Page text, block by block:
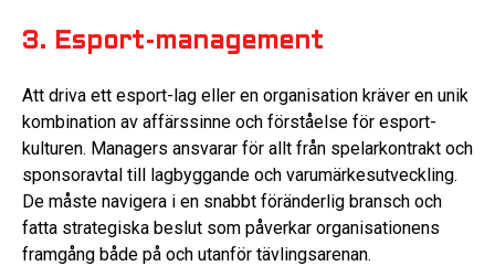
3. Esport-management
Att driva ett esport-lag eller en organisation kräver en unik
kombination av affärssinne och förståelse för esport-
kulturen. Managers ansvarar för allt från spelarkontrakt och
sponsoravtal till lagbyggande och varumärkesutveckling.
De måste navigera i en snabbt föränderlig bransch och
fatta strategiska beslut som påverkar organisationens
framgång både på och utanför tävlingsarenan.